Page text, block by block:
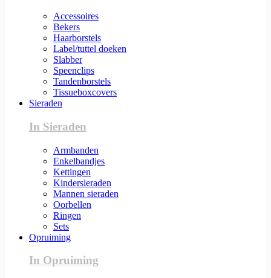
Accessoires
Bekers
Haarborstels
Label/tuttel doeken
Slabber
Speenclips
Tandenborstels
Tissueboxcovers
Sieraden
In Sieraden
Armbanden
Enkelbandjes
Kettingen
Kindersieraden
Mannen sieraden
Oorbellen
Ringen
Sets
Opruiming
In Opruiming